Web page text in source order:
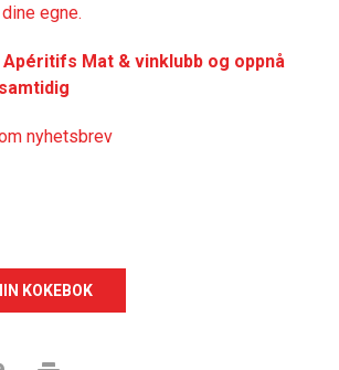
egne.
Apéritifs Mat & vinklubb og oppnå
nyhetsbrev
KOKEBOK